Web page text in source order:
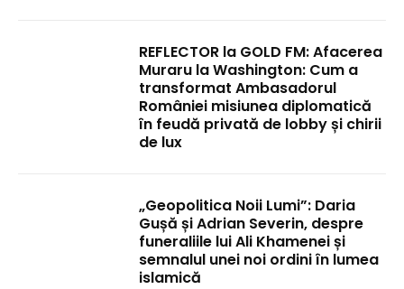
REFLECTOR la GOLD FM: Afacerea
Muraru la Washington: Cum a
transformat Ambasadorul
României misiunea diplomatică
în feudă privată de lobby și chirii
de lux
„Geopolitica Noii Lumi”: Daria
Gușă și Adrian Severin, despre
funeraliile lui Ali Khamenei și
semnalul unei noi ordini în lumea
islamică